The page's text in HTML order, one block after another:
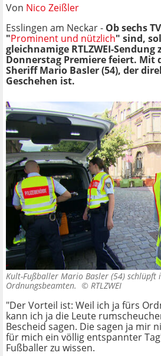
Von Nico Zeißler
Esslingen am Neckar - Ob sechs
"Prominent und nützlich" sind,
gleichnamige RTLZWEI-Sendung
Donnerstag Premiere feiert. Mit
Sheriff Mario Basler (54), der
Geschehen ist.
Kult-Fußballer Mario Basler (54) schlüpft
Ordnungsbeamten. © RTLZWEI
"Der Vorteil ist: Weil ich ja fürs
kann ich ja die Leute
Bescheid sagen. Die sagen ja mir
für mich ein völlig entspannter
Fußballer zu wissen.